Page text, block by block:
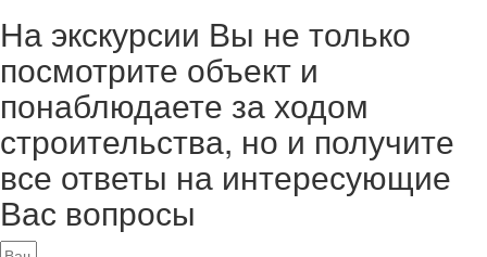
На экскурсии Вы не только
посмотрите объект и
понаблюдаете за ходом
строительства, но и получите
все ответы на интересующие
Вас вопросы